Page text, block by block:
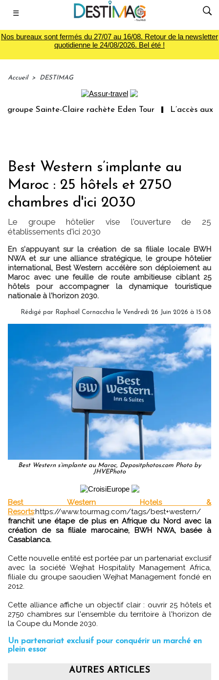
☰
Nos bureaux sont fermés du 27/07 au 16/08. Retour de la newsletter
quotidienne le 24/08/2026. Bel été !
Accueil > DESTIMAG
Sainte-Claire rachète Eden Tour L’accès aux
Best Western s’implante au
Maroc : 25 hôtels et 2750
chambres d'ici 2030
Le groupe hôtelier vise l'ouverture de 25
établissements d'ici 2030
En s'appuyant sur la création de sa filiale locale BWH
NWA et sur une alliance stratégique, le groupe hôtelier
international, Best Western accélère son déploiement au
Maroc avec une feuille de route ambitieuse ciblant 25
hôtels pour accompagner la dynamique touristique
nationale à l'horizon 2030.
Rédigé par Raphaël Cornacchia le Vendredi 26 Juin 2026 à 15:08
Best Western s’implante au Maroc, Depositphotos.com Photo by
JHVEPhoto
Best Western Hotels &
Resorts:https://www.tourmag.com/tags/best+western/
franchit une étape de plus en Afrique du Nord avec la
création de sa filiale marocaine, BWH NWA, basée à
Casablanca.
Cette nouvelle entité est portée par un partenariat exclusif
avec la société Wejhat Hospitality Management Africa,
filiale du groupe saoudien Wejhat Management fondé en
2012.
Cette alliance affiche un objectif clair : ouvrir 25 hôtels et
2750 chambres sur l'ensemble du territoire à l'horizon de
la Coupe du Monde 2030.
Un partenariat exclusif pour conquérir un marché en
plein essor
AUTRES ARTICLES